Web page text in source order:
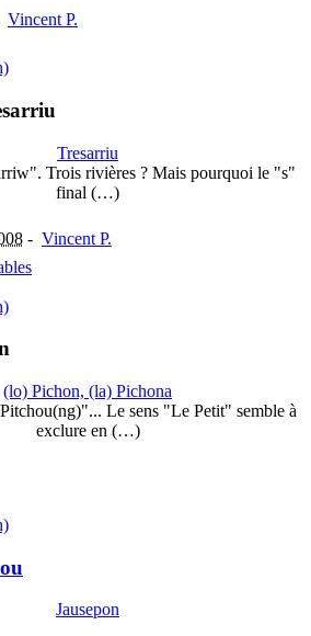
Vincent P.
Tresarriu
Trois rivières ? Mais pourquoi le "s"
final (…)
- Vincent P.
(lo) Pichon, (la) Pichona
Le sens "Le Petit" semble à
exclure en (…)
Jausepon